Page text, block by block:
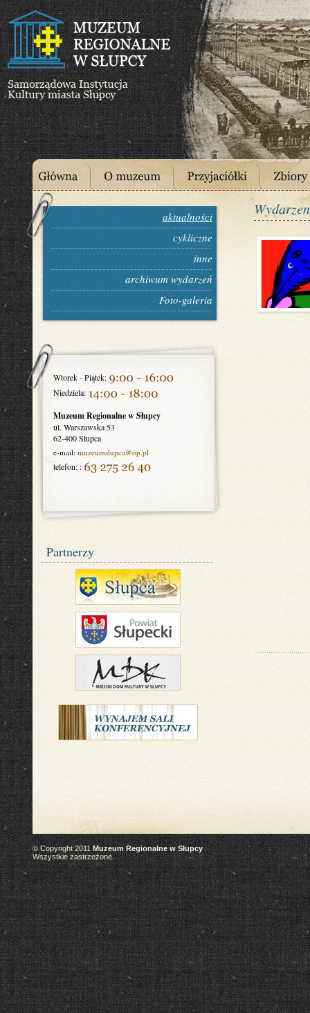
aktualności
cykliczne
inne
archiwum wydarzeń
Foto-galeria
Wtorek - Piątek:
Niedziela:
Muzeum Regionalne w Słupcy
ul. Warszawska 53
62-400 Słupca
e-mail: muzeumslupca@op.pl
telefon: :
Partnerzy
© Copyright 2011Muzeum Regionalne w Słupcy
Wszystkie zastrzeżone.